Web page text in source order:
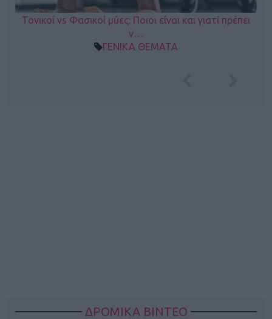
Τονικοί vs Φασικοί μύες: Ποιοι είναι και γιατί πρέπει
ν…
ΓΕΝΙΚΑ ΘΕΜΑΤΑ
ΔΡΟΜΙΚΑ ΒΙΝΤΕΟ